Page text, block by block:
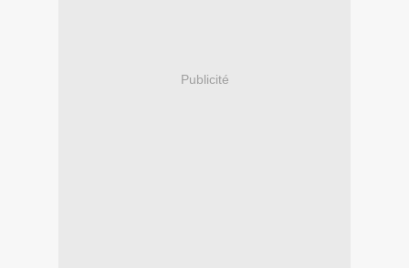
Publicité